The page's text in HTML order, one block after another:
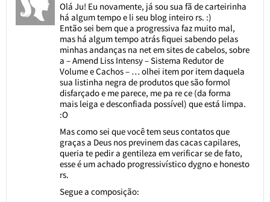
Olá Ju! Eu novamente, já sou sua fã de carteirinha
há algum tempo e li seu blog inteiro rs. :)
Então sei bem que a progressiva faz muito mal,
mas há algum tempo atrás fiquei sabendo pelas
minhas andanças na net em sites de cabelos, sobre
a – Amend Liss Intensy – Sistema Redutor de
Volume e Cachos – … olhei item por item daquela
sua listinha negra de produtos que são formol
disfarçado e me parece, me pa re ce (da forma
mais leiga e desconfiada possível) que está limpa.
:O
Mas como sei que você tem seus contatos que
graças a Deus nos previnem das cacas capilares,
queria te pedir a gentileza em verificar se de fato,
esse é um achado progressivístico dygno e honesto
rs.
Segue a composição: